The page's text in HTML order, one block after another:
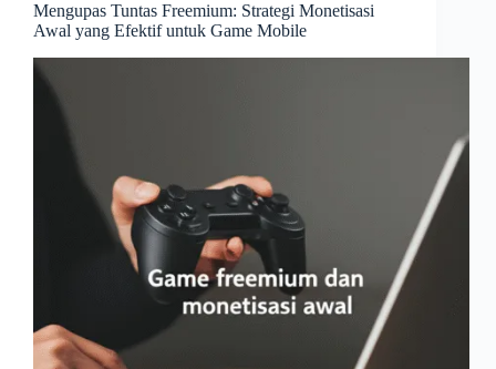
Mengupas Tuntas Freemium: Strategi Monetisasi
Awal yang Efektif untuk Game Mobile